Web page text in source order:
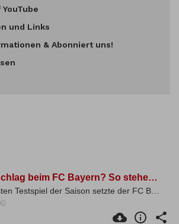
und Links
& Abonniert uns!